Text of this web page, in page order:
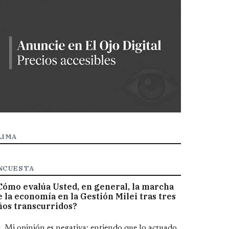
evalúa Usted, en general, la marcha
la economía en la Gestión Milei tras tres
transcurridos?